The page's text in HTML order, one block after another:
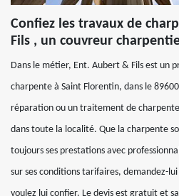
Confiez les travaux de
Fils , un couvreur
Dans le métier, Ent. Aubert & Fils est un
charpente à Saint Florentin, dans le
réparation ou un traitement de
dans toute la localité. Que la charpente
toujours ses prestations avec
sur ses conditions tarifaires, demandez-
voulez lui confier. Le devis est gratuit et